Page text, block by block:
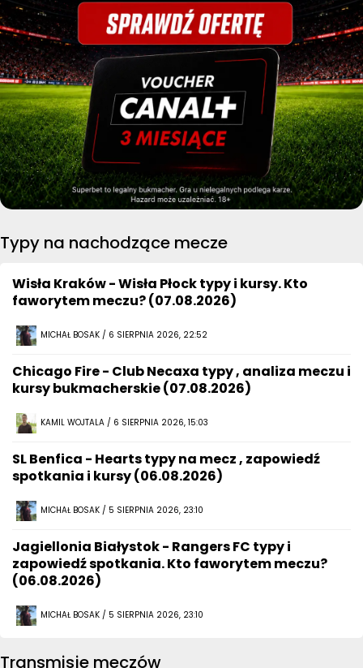
Typy na nachodzące mecze
Wisła Kraków - Wisła Płock typy i kursy. Kto
faworytem meczu? (07.08.2026)
MICHAŁ BOSAK / 6 SIERPNIA 2026, 22:52
Chicago Fire - Club Necaxa typy , analiza meczu i
kursy bukmacherskie (07.08.2026)
KAMIL WOJTALA / 6 SIERPNIA 2026, 15:03
SL Benfica - Hearts typy na mecz , zapowiedź
spotkania i kursy (06.08.2026)
MICHAŁ BOSAK / 5 SIERPNIA 2026, 23:10
Jagiellonia Białystok - Rangers FC typy i
zapowiedź spotkania. Kto faworytem meczu?
(06.08.2026)
MICHAŁ BOSAK / 5 SIERPNIA 2026, 23:10
Transmisje meczów